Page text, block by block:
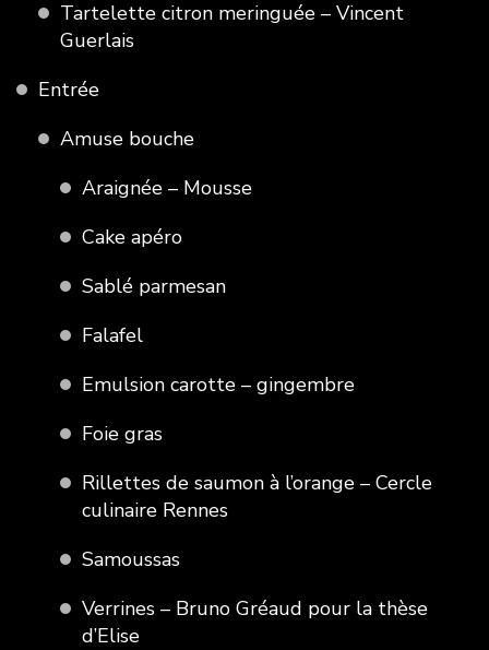
Tartelette citron meringuée – Vincent
Guerlais
Entrée
Amuse bouche
Araignée – Mousse
Cake apéro
Sablé parmesan
Falafel
Emulsion carotte – gingembre
Foie gras
Rillettes de saumon à l’orange – Cercle
culinaire Rennes
Samoussas
Verrines – Bruno Gréaud pour la thèse
d’Elise